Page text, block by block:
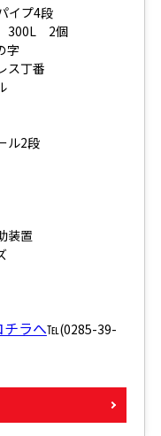
イプ4段
300L 2個
字
ス丁番
ル2段
装置
ラへ℡(0285-39-